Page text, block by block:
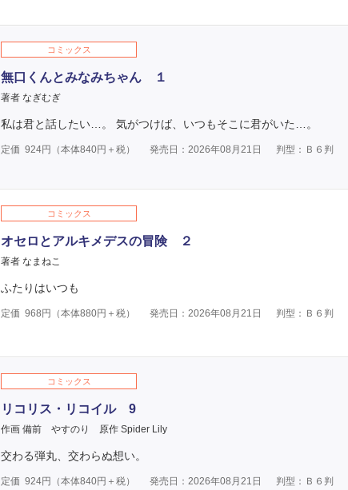
コミックス
無口くんとみなみちゃん １
著者 なぎむぎ
私は君と話したい…。 気がつけば、いつもそこに君がいた…。
定価 924円（本体840円＋税） 発売日：2026年08月21日 判型：Ｂ６判
コミックス
オセロとアルキメデスの冒険 ２
著者 なまねこ
ふたりはいつも
定価 968円（本体880円＋税） 発売日：2026年08月21日 判型：Ｂ６判
コミックス
リコリス・リコイル 9
作画 備前 やすのり 原作 Spider Lily
交わる弾丸、交わらぬ想い。
定価 924円（本体840円＋税） 発売日：2026年08月21日 判型：Ｂ６判